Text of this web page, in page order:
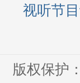
视听节
版权保护